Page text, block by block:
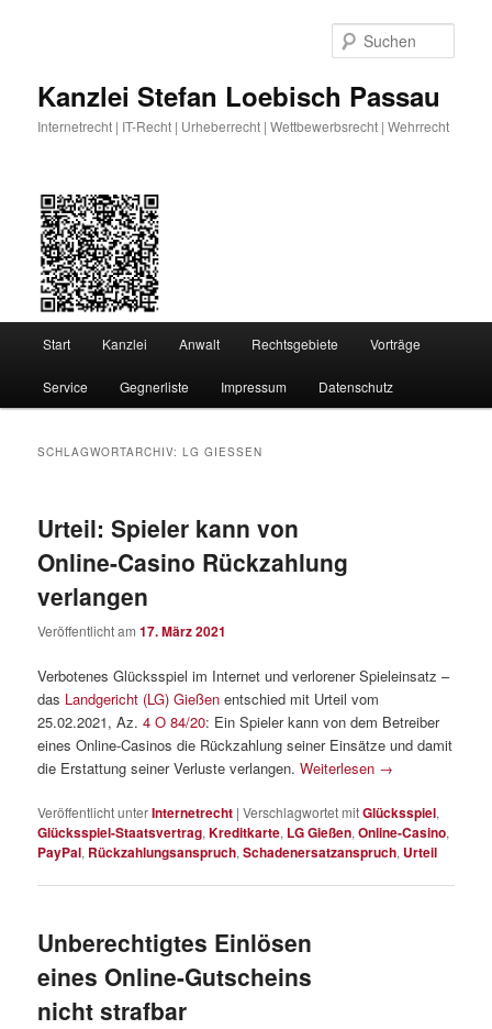
Kanzlei Stefan Loebisch Passau
Internetrecht | IT-Recht | Urheberrecht | Wettbewerbsrecht | Wehrrecht
Start Kanzlei Anwalt Rechtsgebiete Vorträge
Service Gegnerliste Impressum Datenschutz
SCHLAGWORTARCHIV:LG GIESSEN
Urteil: Spieler kann von
Online-Casino Rückzahlung
verlangen
Veröffentlicht am17. März 2021
Verbotenes Glücksspiel im Internet und verlorener Spieleinsatz –
das Landgericht (LG) Gießen entschied mit Urteil vom
25.02.2021, Az.4 O 84/20: Ein Spieler kann von dem Betreiber
eines Online-Casinos die Rückzahlung seiner Einsätze und damit
die Erstattung seiner Verluste verlangen.Weiterlesen →
Veröffentlicht unterInternetrecht |Verschlagwortet mitGlücksspiel,
Glücksspiel-Staatsvertrag,Kreditkarte, LG Gießen,Online-Casino,
PayPal, Rückzahlungsanspruch,Schadenersatzanspruch, Urteil
Unberechtigtes Einlösen
eines Online-Gutscheins
nicht strafbar